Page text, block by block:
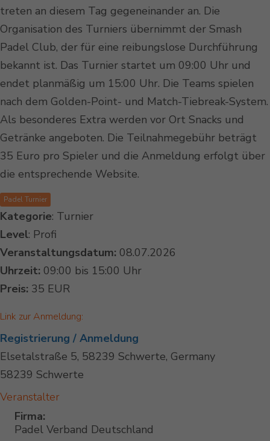
treten an diesem Tag gegeneinander an. Die
Organisation des Turniers übernimmt der Smash
Padel Club, der für eine reibungslose Durchführung
bekannt ist. Das Turnier startet um 09:00 Uhr und
endet planmäßig um 15:00 Uhr. Die Teams spielen
nach dem Golden-Point- und Match-Tiebreak-System.
Als besonderes Extra werden vor Ort Snacks und
Getränke angeboten. Die Teilnahmegebühr beträgt
35 Euro pro Spieler und die Anmeldung erfolgt über
die entsprechende Website.
Padel Turnier
Kategorie: Turnier
Level: Profi
Veranstaltungsdatum: 08.07.2026
Uhrzeit: 09:00 bis 15:00 Uhr
Preis: 35 EUR
Link zur Anmeldung:
Registrierung / Anmeldung
Elsetalstraße 5, 58239 Schwerte, Germany
58239 Schwerte
Veranstalter
Firma:
Padel Verband Deutschland